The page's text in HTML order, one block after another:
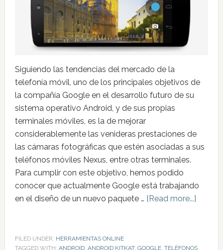
Siguiendo las tendencias del mercado de la
telefonía móvil, uno de los principales objetivos de
la compañía Google en el desarrollo futuro de su
sistema operativo Android, y de sus propias
terminales móviles, es la de mejorar
considerablemente las venideras prestaciones de
las cámaras fotográficas que estén asociadas a sus
teléfonos móviles Nexus, entre otras terminales.
Para cumplir con este objetivo, hemos podido
conocer que actualmente Google está trabajando
en el diseño de un nuevo paquete … [Read more...]
FILED UNDER: HERRAMIENTAS ONLINE
TAGGED WITH: ANDROID, ANDROID KITKAT, GOOGLE, TELÉFONOS